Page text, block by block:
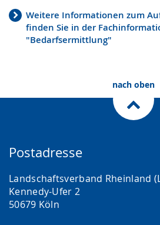
Weitere Informationen zum
finden Sie in der
"Bedarfsermittlung"
nach oben
Postadresse
Landschaftsverband Rheinland
Kennedy-Ufer 2
50679 Köln